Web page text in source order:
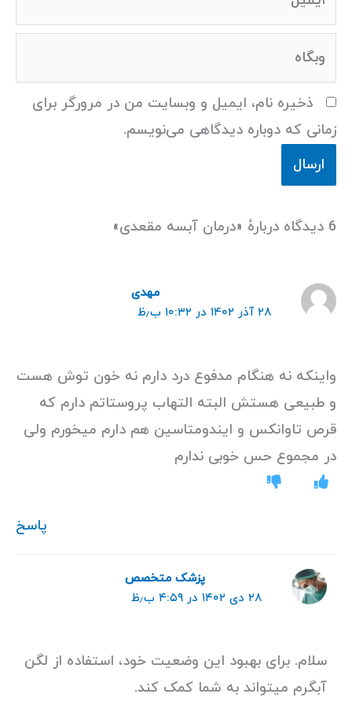
وبگاه
ذخیره نام، ایمیل و وبسایت من در مرورگر برای
زمانی که دوباره دیدگاهی می‌نویسم.
6 دیدگاه دربارهٔ «درمان آبسه مقعدی»
مهدی
۲۸ آذر ۱۴۰۲ در ۱۰:۳۲ ب٫ظ
واینکه نه هنگام مدفوع درد دارم نه خون توش هست
و طبیعی هستش البته التهاب پروستاتم دارم که
قرص تاوانکس و ایندومتاسین هم دارم میخورم ولی
در مجموع حس خوبی ندارم
پاسخ
پزشک متخصص
۲۸ دی ۱۴۰۲ در ۴:۵۹ ب٫ظ
سلام. برای بهبود این وضعیت خود، استفاده از لگن
آبگرم میتواند به شما کمک کند.